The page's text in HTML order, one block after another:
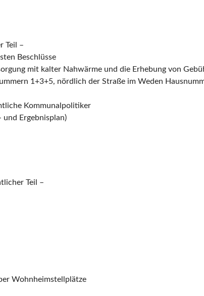
Teil –
Beschlüsse
mit kalter Nahwärme und die Erhebung von
1+3+5, nördlich der Straße im Weden
Kommunalpolitiker
und Ergebnisplan)
Teil –
Wohnheimstellplätze